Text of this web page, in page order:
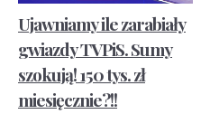
Ujawniamy ile zarabiały
gwiazdy TVPiS. Sumy
szokują! 150 tys. zł
miesięcznie?!!